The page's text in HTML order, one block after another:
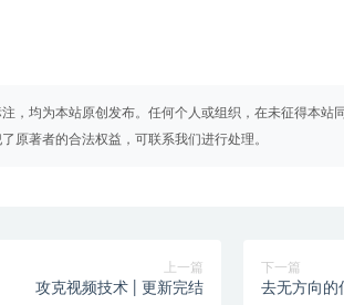
，均为本站原创发布。任何个人或组织，在未征得本
原著者的合法权益，可联系我们进行处理。
上一篇
攻克视频技术 | 更新完结
下一篇
去无方向的